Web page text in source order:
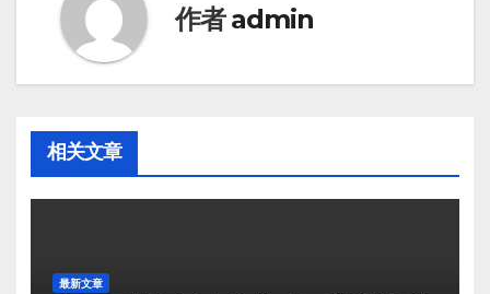
作者admin
相关文章
最新文章